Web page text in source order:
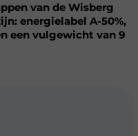
van de Wisberg
energielabel A-50%,
een vulgewicht van 9